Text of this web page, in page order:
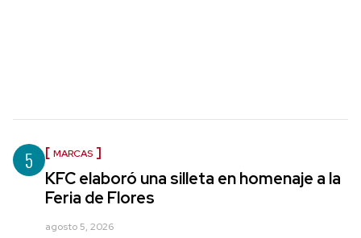
5 MARCAS
KFC elaboró una silleta en homenaje a la
Feria de Flores
agosto 5, 2026